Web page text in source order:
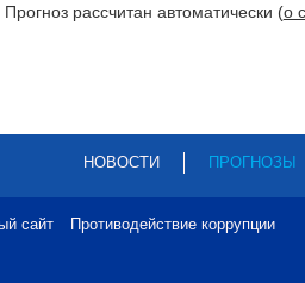
Прогноз рассчитан автоматически (о
НОВОСТИ ПРОГНОЗЫ
сайт Противодействие коррупции